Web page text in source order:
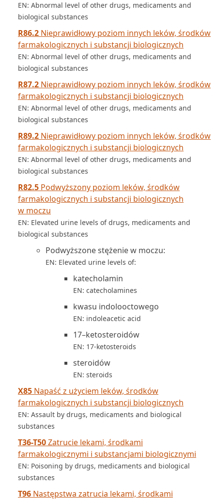
EN: Abnormal level of other drugs, medicaments and
biological substances
R86.2 Nieprawidłowy poziom innych leków, środków
farmakologicznych i substancji biologicznych
EN: Abnormal level of other drugs, medicaments and
biological substances
R87.2 Nieprawidłowy poziom innych leków, środków
farmakologicznych i substancji biologicznych
EN: Abnormal level of other drugs, medicaments and
biological substances
R89.2 Nieprawidłowy poziom innych leków, środków
farmakologicznych i substancji biologicznych
EN: Abnormal level of other drugs, medicaments and
biological substances
R82.5 Podwyższony poziom leków, środków
farmakologicznych i substancji biologicznych
w moczu
EN: Elevated urine levels of drugs, medicaments and
biological substances
Podwyższone stężenie w moczu:
EN: Elevated urine levels of:
katecholamin
EN: catecholamines
kwasu indolooctowego
EN: indoleacetic acid
17–ketosteroidów
EN: 17-ketosteroids
steroidów
EN: steroids
X85 Napaść z użyciem leków, środków
farmakologicznych i substancji biologicznych
EN: Assault by drugs, medicaments and biological
substances
T36-T50Zatrucie lekami, środkami
farmakologicznymi i substancjami biologicznymi
EN: Poisoning by drugs, medicaments and biological
substances
T96 Następstwa zatrucia lekami, środkami